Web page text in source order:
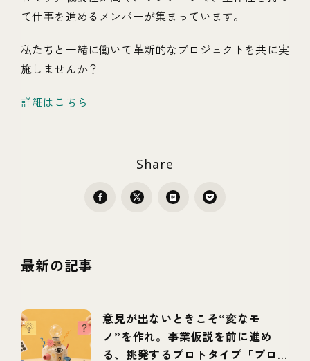
て仕事を進めるメンバーが集まっています。
私たちと一緒に働いて革新的なプロジェクトを共に実
施しませんか？
詳細はこちら
Share
最新の記事
意見が出ないときこそ“変なモ
ノ”を作れ。事業仮説を前に進め
る、挑発するプロトタイプ「プロボ